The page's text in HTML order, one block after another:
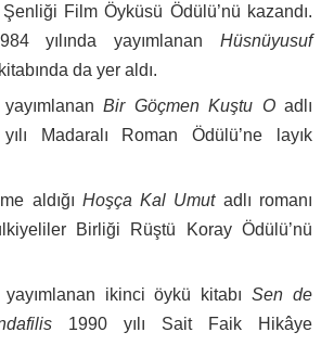
Film Öyküsü Ödülü’nü kazandı.
yılında yayımlanan Hüsnüyusuf
kitabında da yer aldı.
yayımlananBir Göçmen Kuştu Oadlı
Madaralı Roman Ödülü’ne layık
aldığı Hoşça Kal Umutadlı romanı
Birliği Rüştü Koray Ödülü’nü
yayımlanan ikinci öykü kitabıSen de
1990 yılı Sait Faik Hikâye